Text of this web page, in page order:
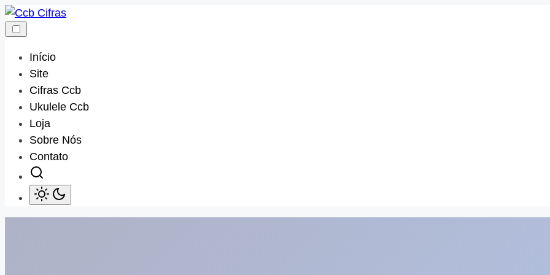
Skip
to
Início
Site
Cifras Ccb
Ukulele Ccb
Loja
Sobre Nós
Contato